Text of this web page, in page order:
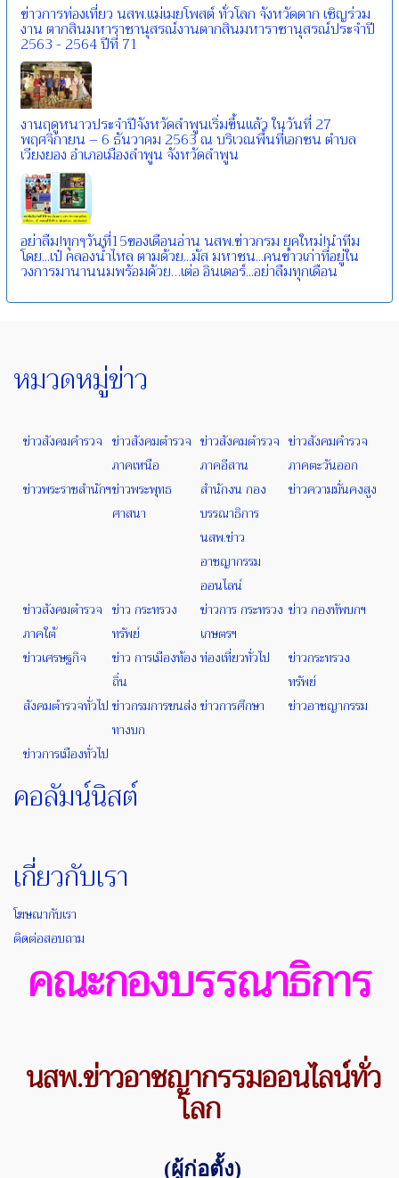
ข่าวการท่องเที่ยว นสพ.แม่เมยโพสต์ ทั่วโลก จังหวัดตาก เชิญร่วม
งาน ตากสินมหาราชานุสรณ์งานตากสินมหาราชานุสรณ์ประจําปี
2563 - 2564 ปีที่ 71
งานฤดูหนาวประจำปีจังหวัดลำพูนเริ่มขึ้นแล้ว ในวันที่ 27
พฤศจิกายน – 6 ธันวาคม 2563 ณ บริเวณพื้นที่เอกชน ตำบล
เวียงยอง อำเภอเมืองลำพูน จังหวัดลำพูน
อย่าลืม!ทุกๆวันที่15ของเดือนอ่าน นสพ.ข่าวกรม ยุคใหม่!นำทีม
โดย...เป๋ คลองน้ำไหล ตามด้วย...มัส มหาชน...คนข่าวเก่าที่อยู่ใน
วงการมานานนมพร้อมด้วย…เต่อ อินเตอร์...อย่าลืมทุกเดือน
หมวดหมู่ข่าว
ข่าวสังคมคำรวจ ข่าวสังคมตำรวจ
ภาคเหนือ
ข่าวสังคมตำรวจ
ภาคอีสาน
ข่าวสังคมคำรวจ
ภาคตะวันออก
ข่าวพระราชสำนักฯข่าวพระพุทธ
ศาสนา
สำนักงน กอง
บรรณาธิการ
นสพ.ข่าว
อาชญากรรม
ออนไลน์
ข่าวความมั่นคงสูง
ข่าวสังคมตำรวจ
ภาคใต้
ข่าว กระทรวง
ทรัพย์
ข่าวการ กระทรวง
เกษตรฯ
ข่าว กองทัพบกฯ
ข่าวเศรษฐกิจ
ข่าว การเมืองท้อง
ถิ่น
ท่องเที่ยวทั่วไป
ข่าวกระทรวง
ทรัพย์
สังคมตำรวจทั่วไป ข่าวกรมการขนส่ง
ทางบก
ข่าวการศึกษา ข่าวอาชญากรรม
ข่าวการเมืองทั่วไป
คอลัมน์นิสต์
เกี่ยวกับเรา
โฆษณากับเรา
ติดต่อสอบถาม
คณะกองบรรณาธิการ
นสพ.ข่าวอาชญากรรมออนไลน์ทั่ว
โลก
(ผู้ก่อตั้ง)